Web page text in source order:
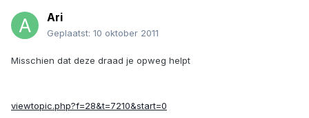
Ari
Geplaatst: 10 oktober 2011
Misschien dat deze draad je opweg helpt
viewtopic.php?f=28&t=7210&start=0